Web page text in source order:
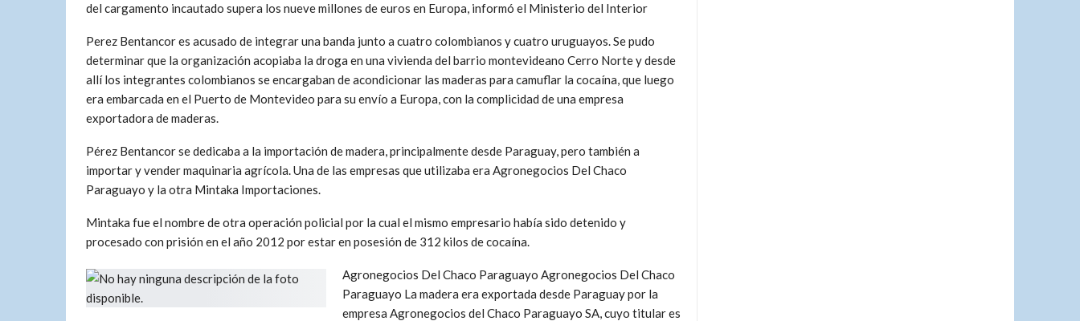
del cargamento incautado supera los nueve millones de euros en Europa, informó el Ministerio del Interior
Perez Bentancor es acusado de integrar una banda junto a cuatro colombianos y cuatro uruguayos. Se pudo
determinar que la organización acopiaba la droga en una vivienda del barrio montevideano Cerro Norte y desde
allí los integrantes colombianos se encargaban de acondicionar las maderas para camuflar la cocaína, que luego
era embarcada en el Puerto de Montevideo para su envío a Europa, con la complicidad de una empresa
exportadora de maderas.
Pérez Bentancor se dedicaba a la importación de madera, principalmente desde Paraguay, pero también a
importar y vender maquinaria agrícola. Una de las empresas que utilizaba era Agronegocios Del Chaco
Paraguayo y la otra Mintaka Importaciones.
Mintaka fue el nombre de otra operación policial por la cual el mismo empresario había sido detenido y
procesado con prisión en el año 2012 por estar en posesión de 312 kilos de cocaína.
Agronegocios Del Chaco Paraguayo Agronegocios Del Chaco
Paraguayo La madera era exportada desde Paraguay por la
empresa Agronegocios del Chaco Paraguayo SA, cuyo titular es